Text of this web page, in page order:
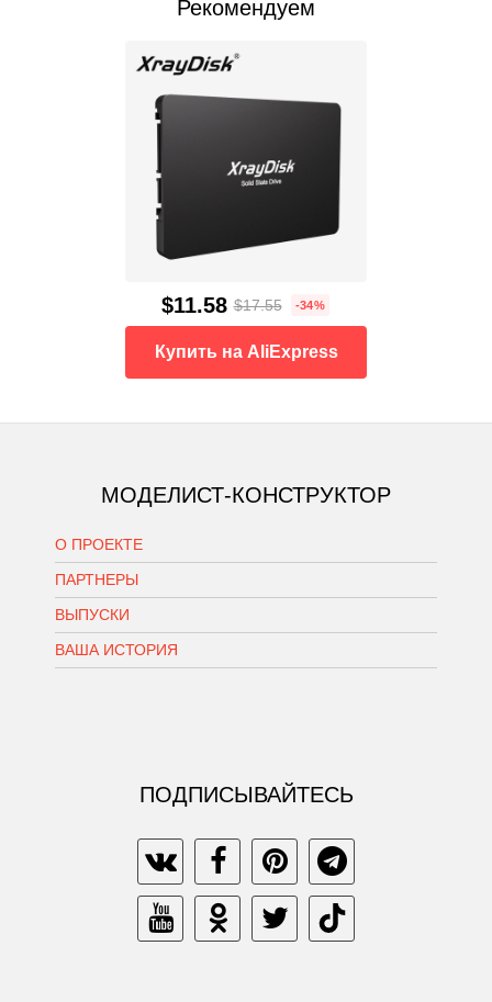
Рекомендуем
$11.58 $17.55 -34%
Купить на AliExpress
МОДЕЛИСТ-КОНСТРУКТОР
О ПРОЕКТЕ
ПАРТНЕРЫ
ВЫПУСКИ
ВАША ИСТОРИЯ
ПОДПИСЫВАЙТЕСЬ